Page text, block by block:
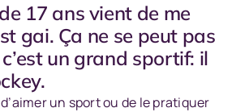
17 ans vient de me
gai. Ça ne se peut pas
un grand sportif: il
un sport ou de le pratiquer